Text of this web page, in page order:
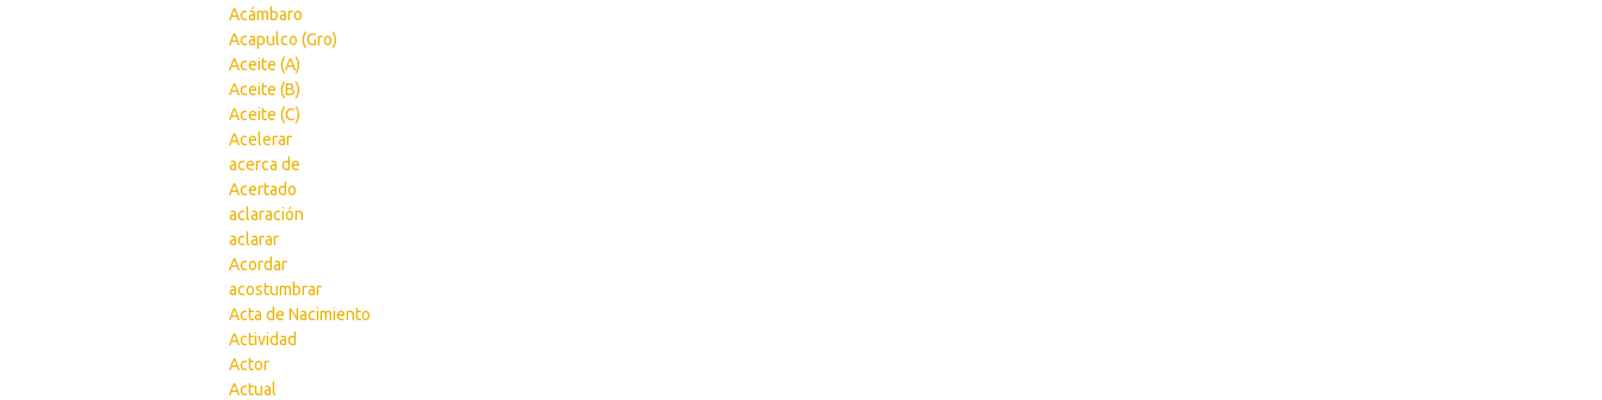
Acámbaro
Acapulco (Gro)
Aceite (A)
Aceite (B)
Aceite (C)
Acelerar
acerca de
Acertado
aclaración
aclarar
Acordar
acostumbrar
Acta de Nacimiento
Actividad
Actor
Actual